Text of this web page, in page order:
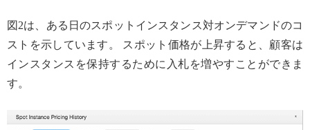
図2は、ある日のスポットインスタンス対オンデマンドのコ
ストを示しています。 スポット価格が上昇すると、顧客は
インスタンスを保持するために入札を増やすことができま
す。